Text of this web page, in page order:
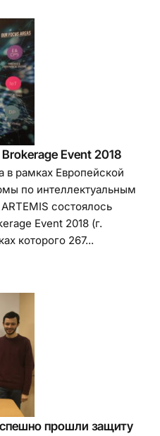
Event 2018
в рамках Европейской
по интеллектуальным
состоялось
Event 2018 (г.
которого 267...
прошли защиту